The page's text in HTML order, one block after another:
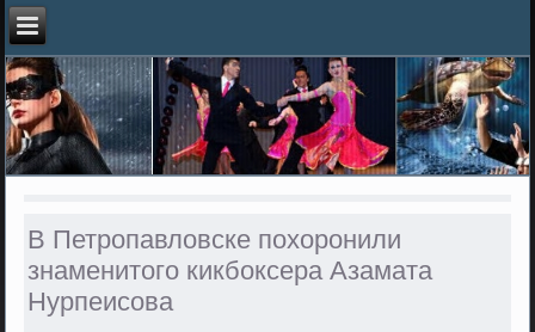
В Петропавловске похоронили
знаменитого кикбоксера Азамата
Нурпеисова